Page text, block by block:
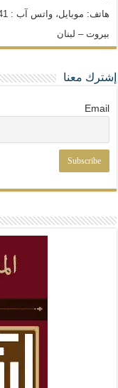
هاتف: موبايل، واتس آب : 0096170972841
بيروت – لبنان
إشترك معنا
Email